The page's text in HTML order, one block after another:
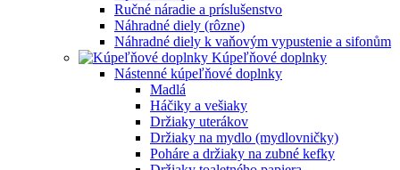
Ručné náradie a príslušenstvo
Náhradné diely (rôzne)
Náhradné diely k vaňovým vypustenie a sifonům
Kúpeľňové doplnky
Nástenné kúpeľňové doplnky
Madlá
Háčiky a vešiaky
Držiaky uterákov
Držiaky na mydlo (mydlovničky)
Poháre a držiaky na zubné kefky